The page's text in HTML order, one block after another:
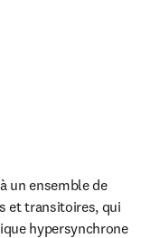
un ensemble de
et transitoires, qui
hypersynchrone